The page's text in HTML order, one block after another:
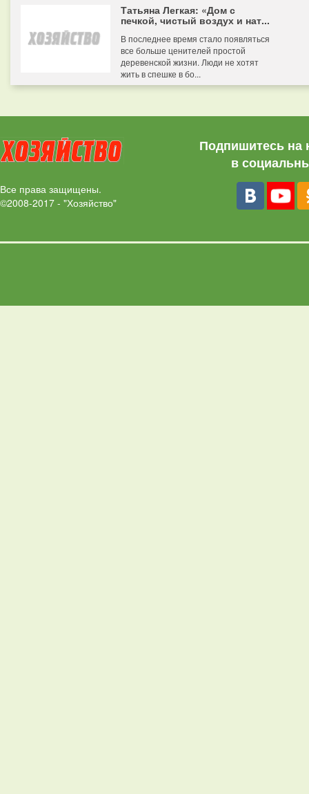
Татьяна Легкая: «Дом с
печкой, чистый воздух и нат...
В последнее время стало появляться
все больше ценителей простой
деревенской жизни. Люди не хотят
жить в спешке в бо...
Все права защищены.
©2008-2017 - "Хозяйство"
Подпишитесь на
в